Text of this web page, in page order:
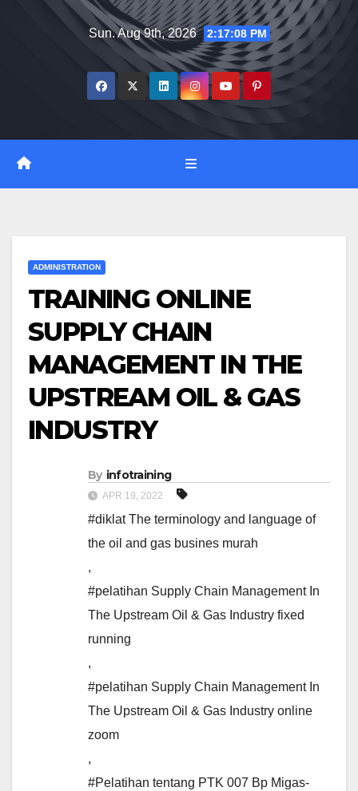
Sun. Aug 9th, 2026 2:17:09 PM
ADMINISTRATION
TRAINING ONLINE
SUPPLY CHAIN
MANAGEMENT IN THE
UPSTREAM OIL & GAS
INDUSTRY
By infotraining
APR 19, 2022
#diklat The terminology and language of
the oil and gas busines murah
,
#pelatihan Supply Chain Management In
The Upstream Oil & Gas Industry fixed
running
,
#pelatihan Supply Chain Management In
The Upstream Oil & Gas Industry online
zoom
,
#Pelatihan tentang PTK 007 Bp Migas-